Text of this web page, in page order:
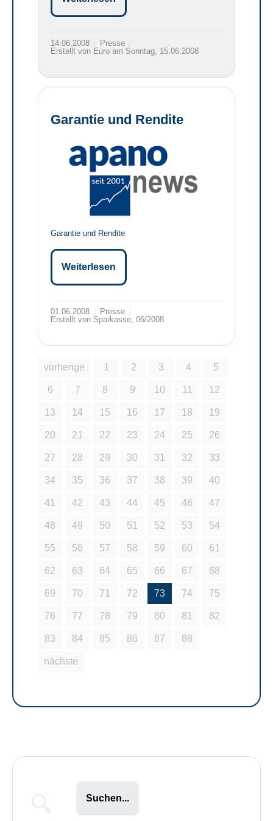
14.06.2008
Presse
Erstellt von Euro am Sonntag, 15.06.2008
Garantie und Rendite
Garantie und Rendite
Weiterlesen
01.06.2008
Presse
Erstellt von Sparkasse, 06/2008
vorherige 1 2 3 4 5
6 7 8 9 10 11 12
13 14 15 16 17 18 19
20 21 22 23 24 25 26
27 28 29 30 31 32 33
34 35 36 37 38 39 40
41 42 43 44 45 46 47
48 49 50 51 52 53 54
55 56 57 58 59 60 61
62 63 64 65 66 67 68
69 70 71 72 73 74 75
76 77 78 79 80 81 82
83 84 85 86 87 88
nächste
Suchen...